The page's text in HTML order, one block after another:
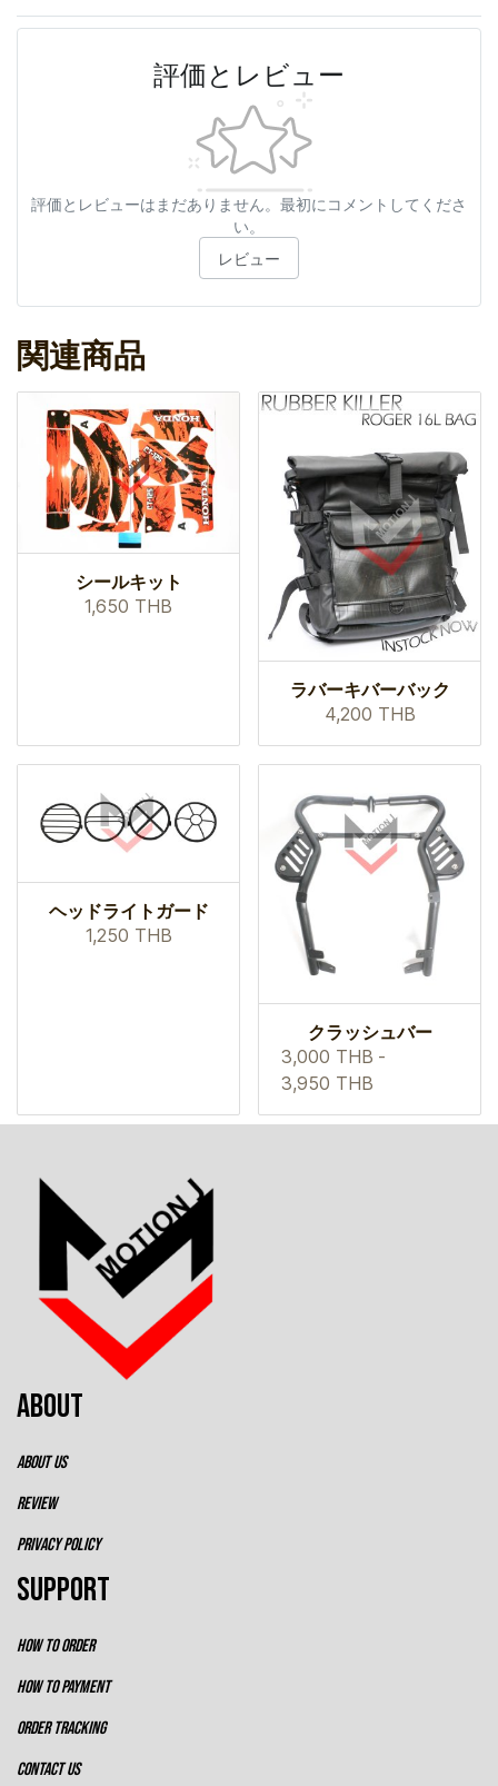
評価とレビュー
評価とレビューはまだありません。最初にコメントしてくださ
い。
レビュー
関連商品
シールキット
1,650 THB
ラバーキバーバック
4,200 THB
ヘッドライトガード
1,250 THB
クラッシュバー
3,000 THB -
3,950 THB
ABOUT
ABOUT US
REVIEW
PRIVACY POLICY
SUPPORT
HOW TO ORDER
HOW TO PAYMENT
ORDER TRACKING
CONTACT US